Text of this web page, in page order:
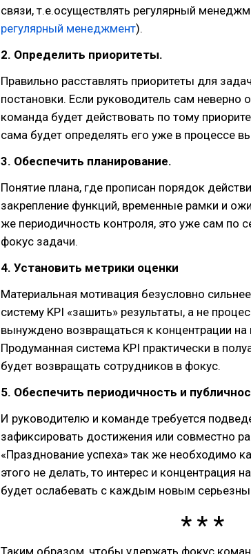
связи, т.е.осуществлять регулярный
регулярный менеджмент).
2. Определить приоритеты.
Правильно расставлять приоритеты для
постановки. Если руководитель сам неверно
команда будет действовать по тому
сама будет определять его уже в процессе
3. Обеспечить планирование.
Понятие плана, где прописан порядок
закрепление функций, временные рамки и
же периодичность контроля, это уже сам по
фокус задачи.
4. Установить метрики оценки
Материальная мотивация безусловно
систему KPI «зашить» результаты, а не
вынуждено возвращаться к концентрации на
Продуманная система KPI практически в
будет возвращать сотрудников в фокус.
5. Обеспечить периодичность и
И руководителю и команде требуется
зафиксировать достижения или совместно
«Празднование успеха» так же необходимо
этого не делать, то интерес и концентрация
будет ослабевать с каждым новым
Таким образом, чтобы удержать фокус